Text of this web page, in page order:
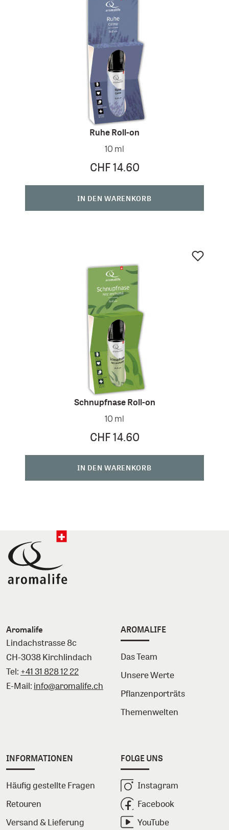
Ruhe Roll-on
10 ml
CHF 14.60
IN DEN WARENKORB
Schnupfnase Roll-on
10 ml
CHF 14.60
IN DEN WARENKORB
Aromalife
Lindachstrasse 8c
CH-3038 Kirchlindach
Tel: +41 31 828 12 22
E-Mail: info@aromalife.ch
AROMALIFE
Das Team
Unsere Werte
Pflanzenporträts
Themenwelten
INFORMATIONEN
Häufig gestellte Fragen
Retouren
Versand & Lieferung
FOLGE UNS
Instagram
Facebook
YouTube